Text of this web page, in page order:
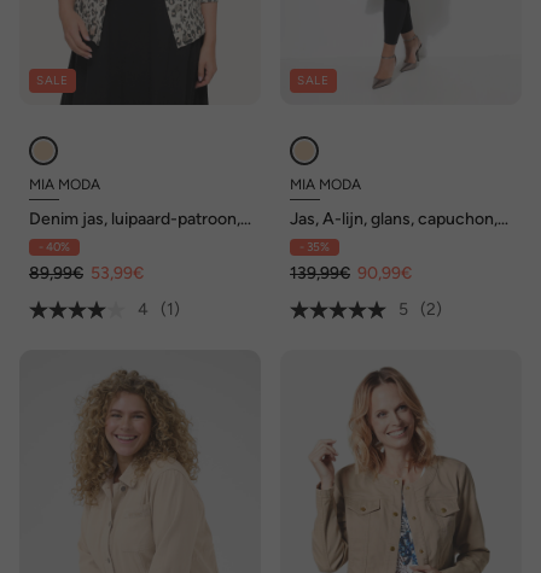
SALE
MIA MODA
Denim jas, luipaard-patroon,
overhemdkraag, lange
mouwen
- 40%
89,99€ 53,99€
4
(1)
SALE
MIA MODA
Jas, A-lijn, glans, capuchon,
trekkoord in de taille
- 35%
139,99€ 90,99€
5
(2)